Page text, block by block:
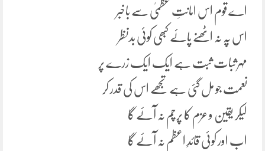
اے قوم اس امانتِ عظمیٰ سے باخبر
اس پہ نہ اٹھنے پائے کبھی کوئی بدنظر
مہر ثبات ثبت ہے ایک ایک زرے پر
نعمت جو مل گئی ہے تجھے اس کی قدر کر
لیکر یقین و عزم کا پرچم نہ آئے گا
اب اور کوئی قائدِ اعظم نہ آئے گا